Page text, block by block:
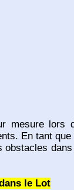
mesure lors
En tant que
obstacles
le Lot